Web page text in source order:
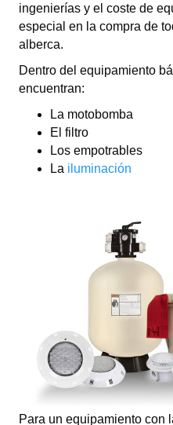
ingenierías y el coste de
especial en la compra de
alberca.
Dentro del equipamiento
encuentran:
La motobomba
El filtro
Los empotrables
La iluminación
Para un equipamiento con